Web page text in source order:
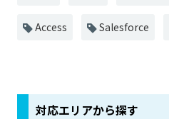
Access Salesforce
対応エリアから探す